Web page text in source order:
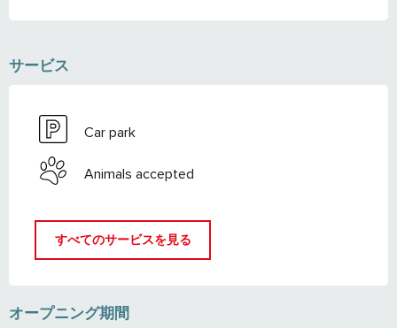
サービス
Car park
Animals accepted
すべてのサービスを見る
オープニング期間